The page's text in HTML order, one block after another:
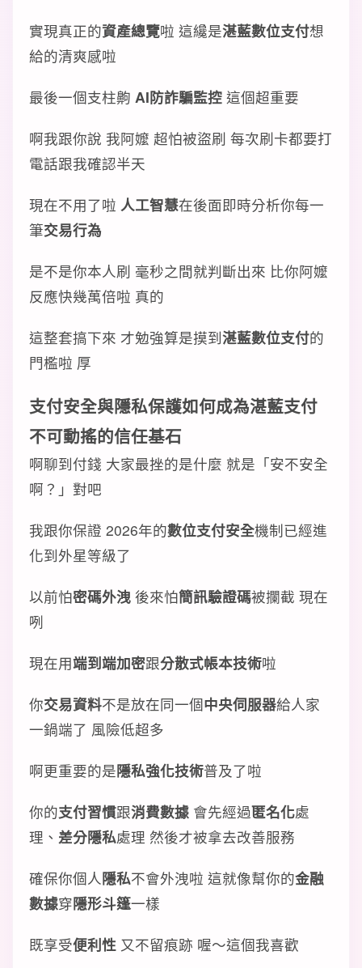
實現真正的資產總覽啦 這纔是湛藍數位支付想
給的清爽感啦
最後一個支柱齁 AI防詐騙監控 這個超重要
啊我跟你說 我阿嬤 超怕被盜刷 每次刷卡都要打
電話跟我確認半天
現在不用了啦 人工智慧在後面即時分析你每一
筆交易行為
是不是你本人刷 毫秒之間就判斷出來 比你阿嬤
反應快幾萬倍啦 真的
這整套搞下來 才勉強算是摸到湛藍數位支付的
門檻啦 厚
支付安全與隱私保護如何成為湛藍支付
不可動搖的信任基石
啊聊到付錢 大家最挫的是什麼 就是「安不安全
啊？」對吧
我跟你保證 2026年的數位支付安全機制已經進
化到外星等級了
以前怕密碼外洩 後來怕簡訊驗證碼被攔截 現在
咧
現在用端到端加密跟分散式帳本技術啦
你交易資料不是放在同一個中央伺服器給人家
一鍋端了 風險低超多
啊更重要的是隱私強化技術普及了啦
你的支付習慣跟消費數據 會先經過匿名化處
理、 差分隱私處理 然後才被拿去改善服務
確保你個人隱私不會外洩啦 這就像幫你的金融
數據穿隱形斗篷一樣
既享受便利性 又不留痕跡 喔～這個我喜歡